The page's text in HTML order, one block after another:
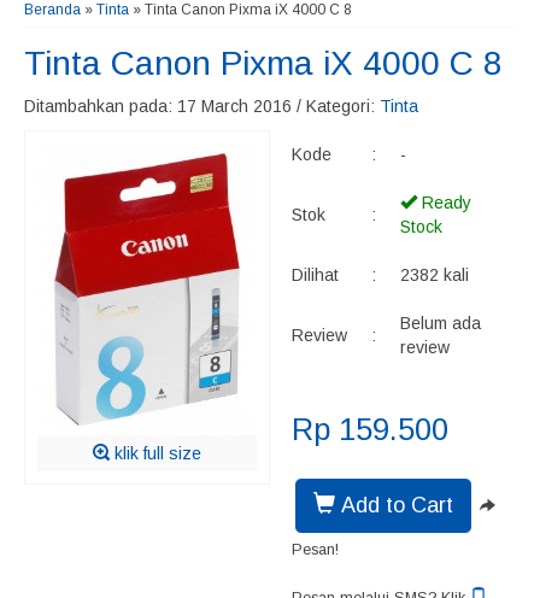
Beranda » Tinta » Tinta Canon Pixma iX 4000 C 8
Tinta Canon Pixma iX 4000 C 8
Ditambahkan pada: 17 March 2016 / Kategori: Tinta
klik full size
Kode : -
Stok :
Ready
Stock
Dilihat : 2382 kali
Review :
Belum ada
review
Rp 159.500
Add to Cart
Pesan!